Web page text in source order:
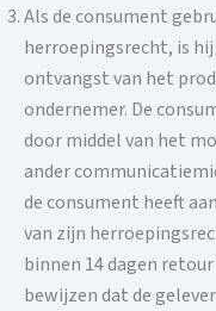
Als de consument
herroepingsrecht, is
ontvangst van het
ondernemer. De
door middel van het
ander
de consument heeft
van zijn
binnen 14 dagen
bewijzen dat de